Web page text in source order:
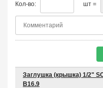
Кол-во: шт =
Заглушка (крышка) 1/2"
B16.9